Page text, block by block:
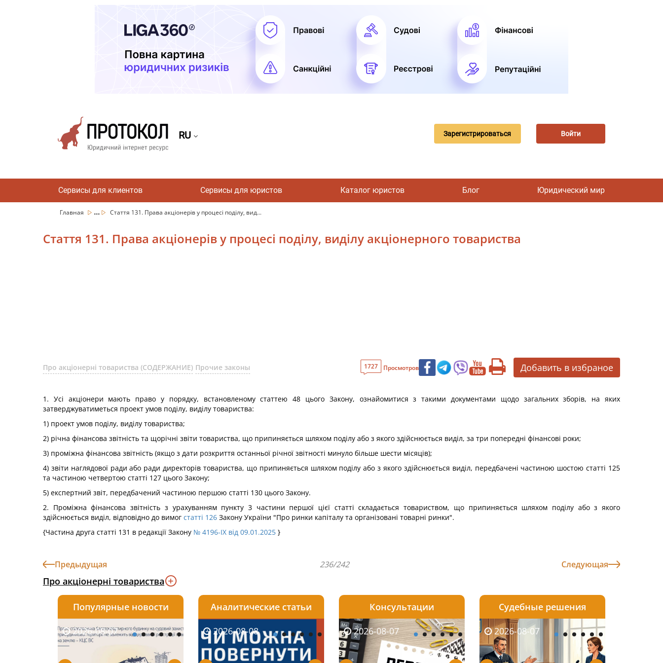
RU Зарегистрироваться Войти
Сервисы для клиентов Сервисы для юристов Каталог юристов Блог Юридический мир
Главная ... Стаття 131. Права акціонерів у процесі поділу, вид...
Стаття 131. Права акціонерів у процесі поділу, виділу акціонерного товариства
Про акціонерні товариства (СОДЕРЖАНИЕ) Прочие законы 1727 Просмотров Добавить в избраное
1. Усі акціонери мають право у порядку, встановленому статтею 48 цього Закону, ознайомитися з такими документами щодо загальних зборів, на яких
затверджуватиметься проект умов поділу, виділу товариства:
1) проект умов поділу, виділу товариства;
2) річна фінансова звітність та щорічні звіти товариства, що припиняється шляхом поділу або з якого здійснюється виділ, за три попередні фінансові роки;
3) проміжна фінансова звітність (якщо з дати розкриття останньої річної звітності минуло більше шести місяців);
4) звіти наглядової ради або ради директорів товариства, що припиняється шляхом поділу або з якого здійснюється виділ, передбачені частиною шостою статті 125
та частиною четвертою статті 127 цього Закону;
5) експертний звіт, передбачений частиною першою статті 130 цього Закону.
2. Проміжна фінансова звітність з урахуванням пункту 3 частини першої цієї статті складається товариством, що припиняється шляхом поділу або з якого
здійснюється виділ, відповідно до вимог статті 126 Закону України "Про ринки капіталу та організовані товарні ринки".
{Частина друга статті 131 в редакції Закону № 4196-IX від 09.01.2025 }
Предыдущая 236/242 Следующая
Про акціонерні товариства
Популярные новости
2026-08-07 2026-08-06 2026-08-06 2026-08-06 2026-08-05
Аналитические статьи
2026-08-03 2026-08-08 2026-08-07 2026-08-04 2026-08-04
Консультации
2026-08-05 2026-08-07 2026-08-07 2026-08-06
Судебные решения
2026-07-30 2026-08-07